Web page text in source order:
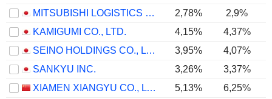
MITSUBISHI LOGISTICS CORPORATION
2,78% 2,9%
KAMIGUMI CO., LTD.
4,15% 4,37%
SEINO HOLDINGS CO., LTD.
3,95% 4,07%
SANKYU INC.
3,26%
3,37%
XIAMEN XIANGYU CO., LTD.
5,13%
6,25%